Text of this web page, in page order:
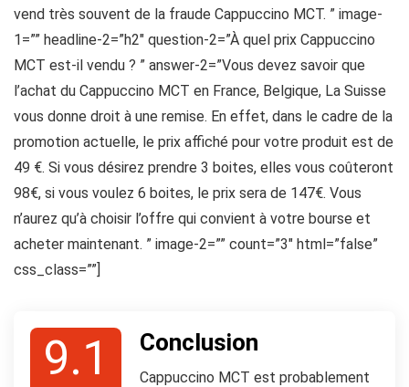
vend très souvent de la fraude Cappuccino MCT. ” image-
1=”” headline-2=”h2″ question-2=”À quel prix Cappuccino
MCT est-il vendu ? ” answer-2=”Vous devez savoir que
l’achat du Cappuccino MCT en France, Belgique, La Suisse
vous donne droit à une remise. En effet, dans le cadre de la
promotion actuelle, le prix affiché pour votre produit est de
49 €. Si vous désirez prendre 3 boites, elles vous coûteront
98€, si vous voulez 6 boites, le prix sera de 147€. Vous
n’aurez qu’à choisir l’offre qui convient à votre bourse et
acheter maintenant. ” image-2=”” count=”3″ html=”false”
css_class=””]
9.1 Conclusion
Cappuccino MCT est probablement